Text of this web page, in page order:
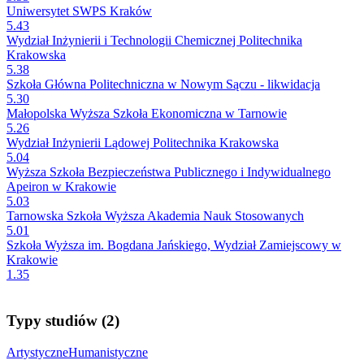
Uniwersytet SWPS Kraków
5.43
Wydział Inżynierii i Technologii Chemicznej Politechnika
Krakowska
5.38
Szkoła Główna Politechniczna w Nowym Sączu - likwidacja
5.30
Małopolska Wyższa Szkoła Ekonomiczna w Tarnowie
5.26
Wydział Inżynierii Lądowej Politechnika Krakowska
5.04
Wyższa Szkoła Bezpieczeństwa Publicznego i Indywidualnego
Apeiron w Krakowie
5.03
Tarnowska Szkoła Wyższa Akademia Nauk Stosowanych
5.01
Szkoła Wyższa im. Bogdana Jańskiego, Wydział Zamiejscowy w
Krakowie
1.35
Typy studiów (2)
ArtystyczneHumanistyczne